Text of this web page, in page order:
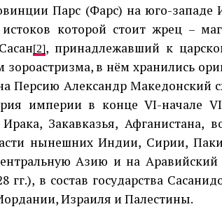
Парс (Фарс) на юго-западе
истоков которой стоит жрец –
[2], принадлежавший к
в нём хранились
Персию Александр Македонский
империи в конце VI-начале
Закавказья, Афганистана,
нынешних Индии, Сирии,
Азию и на Аравийский
гг.), в состав государства
Израиля и Палестины.